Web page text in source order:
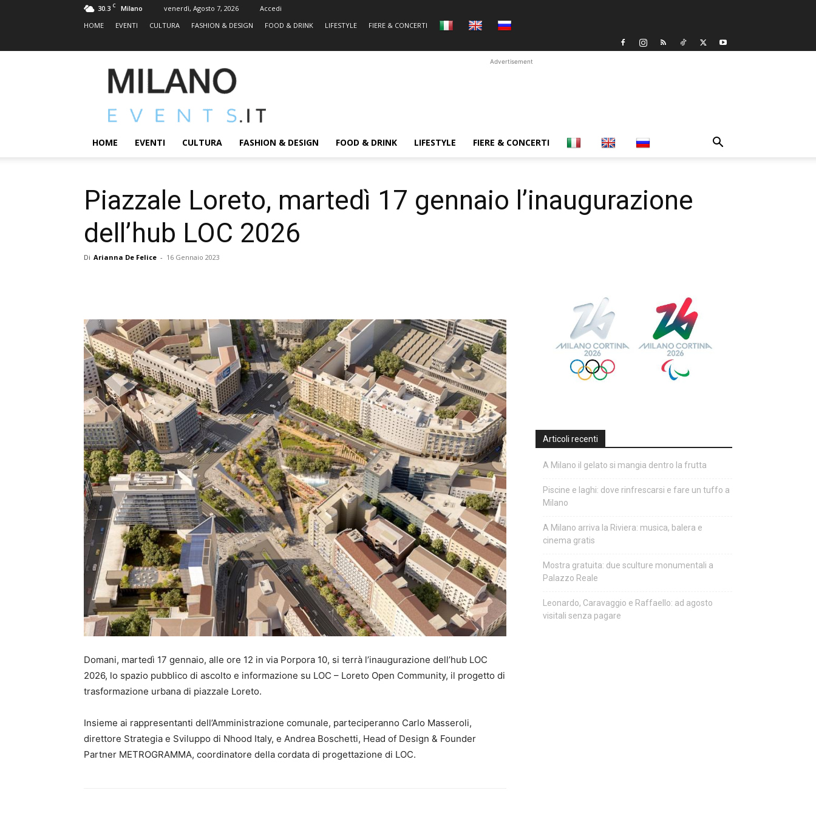
30.3 C Milano venerdì, Agosto 7, 2026
Accedi
HOME
EVENTI CULTURA FASHION & DESIGN FOOD & DRINK LIFESTYLE FIERE & CONCERTI
MILANOEVENTS.IT
|
2.0
ed
Eventi
Advertisement
HOME EVENTI CULTURA FASHION & DESIGN FOOD & DRINK LIFESTYLE FIERE & CONCERTI
Piazzale Loreto, martedì 17 gennaio l’inaugurazione
dell’hub LOC 2026
Di Arianna De Felice - 16 Gennaio 2023
Domani, martedì 17 gennaio, alle ore 12 in via Porpora 10, si terrà l’inaugurazione dell’hub LOC
2026, lo spazio pubblico di ascolto e informazione su LOC – Loreto Open Community, il progetto di
trasformazione urbana di piazzale Loreto.
Insieme ai rappresentanti dell’Amministrazione comunale, parteciperanno Carlo Masseroli,
direttore Strategia e Sviluppo di Nhood Italy, e Andrea Boschetti, Head of Design & Founder
Partner METROGRAMMA, coordinatore della cordata di progettazione di LOC.
Articoli recenti
A Milano il gelato si mangia dentro la frutta
Piscine e laghi: dove rinfrescarsi e fare un tuffo a
Milano
A Milano arriva la Riviera: musica, balera e
cinema gratis
Mostra gratuita: due sculture monumentali a
Palazzo Reale
Leonardo, Caravaggio e Raffaello: ad agosto
visitali senza pagare